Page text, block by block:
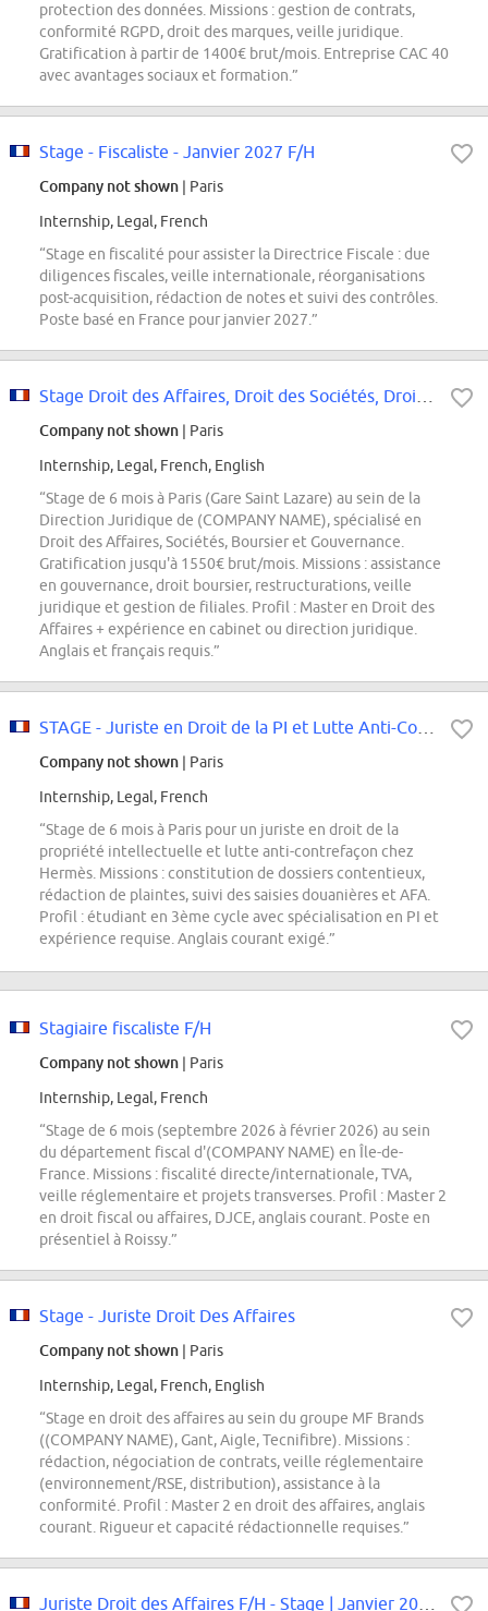
protection des données. Missions : gestion de contrats,
conformité RGPD, droit des marques, veille juridique.
Gratification à partir de 1400€ brut/mois. Entreprise CAC 40
avec avantages sociaux et formation.”
Stage - Fiscaliste - Janvier 2027 F/H
Company not shown | Paris
Internship, Legal, French
“Stage en fiscalité pour assister la Directrice Fiscale : due
diligences fiscales, veille internationale, réorganisations
post-acquisition, rédaction de notes et suivi des contrôles.
Poste basé en France pour janvier 2027.”
Company not shown | Paris
Internship, Legal, French, English
“Stage de 6 mois à Paris (Gare Saint Lazare) au sein de la
Direction Juridique de (COMPANY NAME), spécialisé en
Droit des Affaires, Sociétés, Boursier et Gouvernance.
Gratification jusqu'à 1550€ brut/mois. Missions : assistance
en gouvernance, droit boursier, restructurations, veille
juridique et gestion de filiales. Profil : Master en Droit des
Affaires + expérience en cabinet ou direction juridique.
Anglais et français requis.”
Company not shown | Paris
Internship, Legal, French
“Stage de 6 mois à Paris pour un juriste en droit de la
propriété intellectuelle et lutte anti-contrefaçon chez
Hermès. Missions : constitution de dossiers contentieux,
rédaction de plaintes, suivi des saisies douanières et AFA.
Profil : étudiant en 3ème cycle avec spécialisation en PI et
expérience requise. Anglais courant exigé.”
Stagiaire fiscaliste F/H
Company not shown | Paris
Internship, Legal, French
“Stage de 6 mois (septembre 2026 à février 2026) au sein
du département fiscal d'(COMPANY NAME) en Île-de-
France. Missions : fiscalité directe/internationale, TVA,
veille réglementaire et projets transverses. Profil : Master 2
en droit fiscal ou affaires, DJCE, anglais courant. Poste en
présentiel à Roissy.”
Stage - Juriste Droit Des Affaires
Company not shown | Paris
Internship, Legal, French, English
“Stage en droit des affaires au sein du groupe MF Brands
((COMPANY NAME), Gant, Aigle, Tecnifibre). Missions :
rédaction, négociation de contrats, veille réglementaire
(environnement/RSE, distribution), assistance à la
conformité. Profil : Master 2 en droit des affaires, anglais
courant. Rigueur et capacité rédactionnelle requises.”